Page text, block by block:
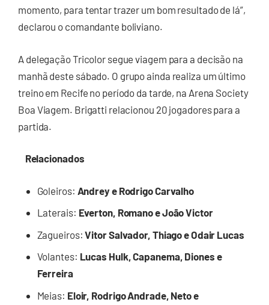
momento, para tentar trazer um bom resultado de lá”,
declarou o comandante boliviano.
A delegação Tricolor segue viagem para a decisão na
manhã deste sábado. O grupo ainda realiza um último
treino em Recife no período da tarde, na Arena Society
Boa Viagem. Brigatti relacionou 20 jogadores para a
partida.
Relacionados
Goleiros: Andrey e Rodrigo Carvalho
Laterais: Everton, Romano e João Victor
Zagueiros: Vitor Salvador, Thiago e Odair Lucas
Volantes: Lucas Hulk, Capanema, Diones e
Ferreira
Meias: Eloir, Rodrigo Andrade, Neto e